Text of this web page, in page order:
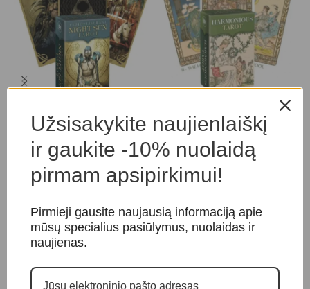
Taro ir orakulo kortos , Taro
kortos
Taro Kortos Harmonious
Mini
Taro ir orakulo kortos
kortos
19,00
Užsisakykite naujienlaiškį
ir gaukite -10% nuolaidą
pirmam apsipirkimui!
Pirmieji gausite naujausią informaciją apie
mūsų specialius pasiūlymus, nuolaidas ir
naujienas.